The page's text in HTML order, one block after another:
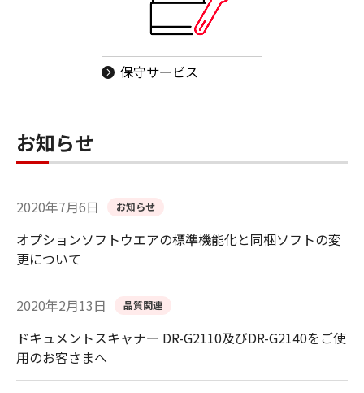
保守サービス
お知らせ
2020年7月6日 お知らせ
オプションソフトウエアの標準機能化と同梱ソフトの変
更について
2020年2月13日 品質関連
ドキュメントスキャナー DR-G2110及びDR-G2140をご使
用のお客さまへ